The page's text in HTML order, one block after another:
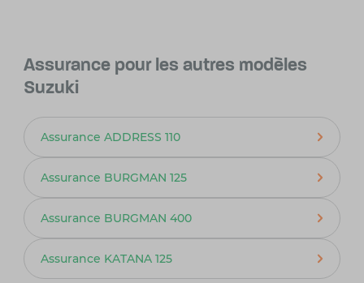
Assurance pour les autres modèles
Suzuki
Assurance ADDRESS 110
Assurance BURGMAN 125
Assurance BURGMAN 400
Assurance KATANA 125